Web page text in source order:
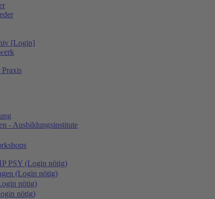
[Login]
Praxis
- Ausbildungsinstitute
PSY (Login nötig)
(Login nötig)
nötig)
nötig)